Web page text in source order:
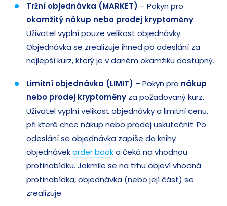
Tržní objednávka (MARKET) – Pokyn pro
okamžitý nákup nebo prodej kryptoměny.
Uživatel vyplní pouze velikost objednávky.
Objednávka se zrealizuje ihned po odeslání za
nejlepší kurz, který je v daném okamžiku dostupný.
Limitní objednávka (LIMIT) – Pokyn pro nákup
nebo prodej kryptoměny za požadovaný kurz.
Uživatel vyplní velikost objednávky a limitní cenu,
při které chce nákup nebo prodej uskutečnit. Po
odeslání se objednávka zapíše do knihy
objednávekorder booka čeká na vhodnou
protinabídku. Jakmile se na trhu objeví vhodná
protinabídka, objednávka (nebo její část) se
zrealizuje.